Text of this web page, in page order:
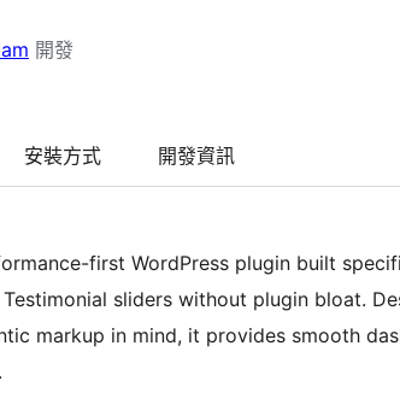
開發
安裝方式 開發資訊
first WordPress plugin built
sliders without plugin bloat.
markup in mind, it provides smooth